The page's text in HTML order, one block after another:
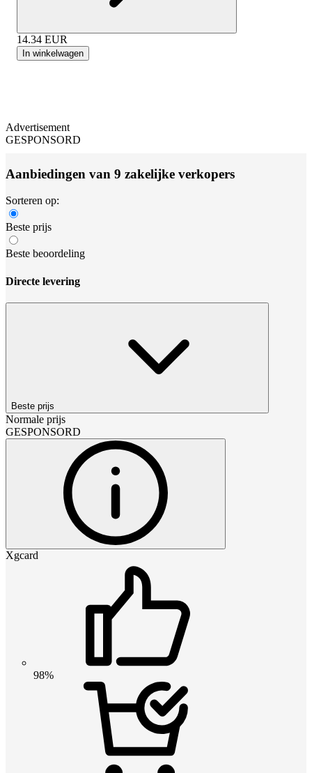
14.34 EUR
In winkelwagen
Advertisement
GESPONSORD
Aanbiedingen van 9 zakelijke verkopers
Sorteren op:
Beste prijs
Beste beoordeling
Directe levering
Beste prijs
Normale prijs
GESPONSORD
Xgcard
98%